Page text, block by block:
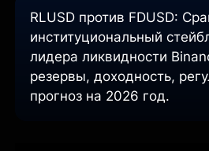
RLUSD против FDUSD:
институциональный
лидера ликвидности
резервы, доходность,
прогноз на 2026 год.